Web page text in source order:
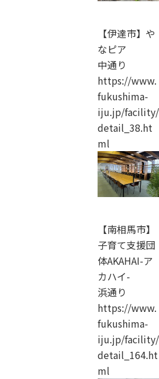
【伊達市】や
なピア
中通り
https://www.
fukushima-
iju.jp/facility/
detail_38.ht
ml
【南相馬市】
子育て支援団
体AKAHAI-ア
カハイ-
浜通り
https://www.
fukushima-
iju.jp/facility/
detail_164.ht
ml